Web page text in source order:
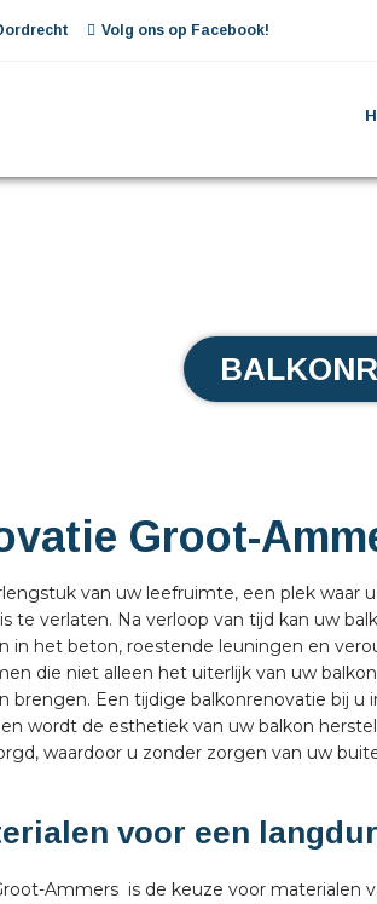
Volg ons op Facebook!
Groot-
van uw leefruimte, een plek waar
te verlaten. Na verloop van tijd kan uw
in het beton, roestende leuningen en
die niet alleen het uiterlijk van uw
brengen. Een tijdige balkonrenovatie bij u
wordt de esthetiek van uw balkon
waardoor u zonder zorgen van uw
voor een
Ammers is de keuze voor materialen